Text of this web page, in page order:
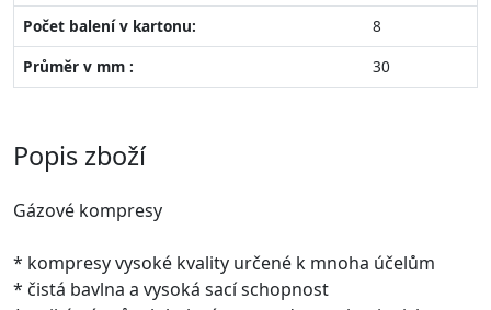
Počet balení v kartonu:
8
Průměr v mm :
30
Popis zboží
Gázové kompresy
* kompresy vysoké kvality určené k mnoha účelům
* čistá bavlna a vysoká sací schopnost